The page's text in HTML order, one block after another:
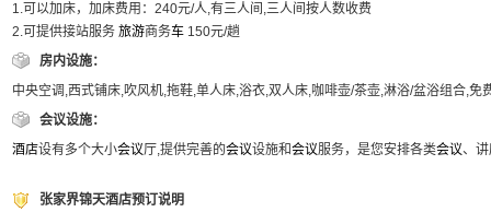
1.可以加床，加床费用：240元/人,有三人间,三人间按人数收费
2.可提供接站服务 旅游商务车 150元/趟
房内设施：
中央空调,西式铺床,吹风机,拖鞋,单人床,浴衣,双人床,咖啡壶/茶壶,淋浴/盆浴组合,免
会议设施：
酒店设有多个大小会议厅,提供完善的会议设施和会议服务，是您安排各类会议、
张家界锦天酒店预订说明